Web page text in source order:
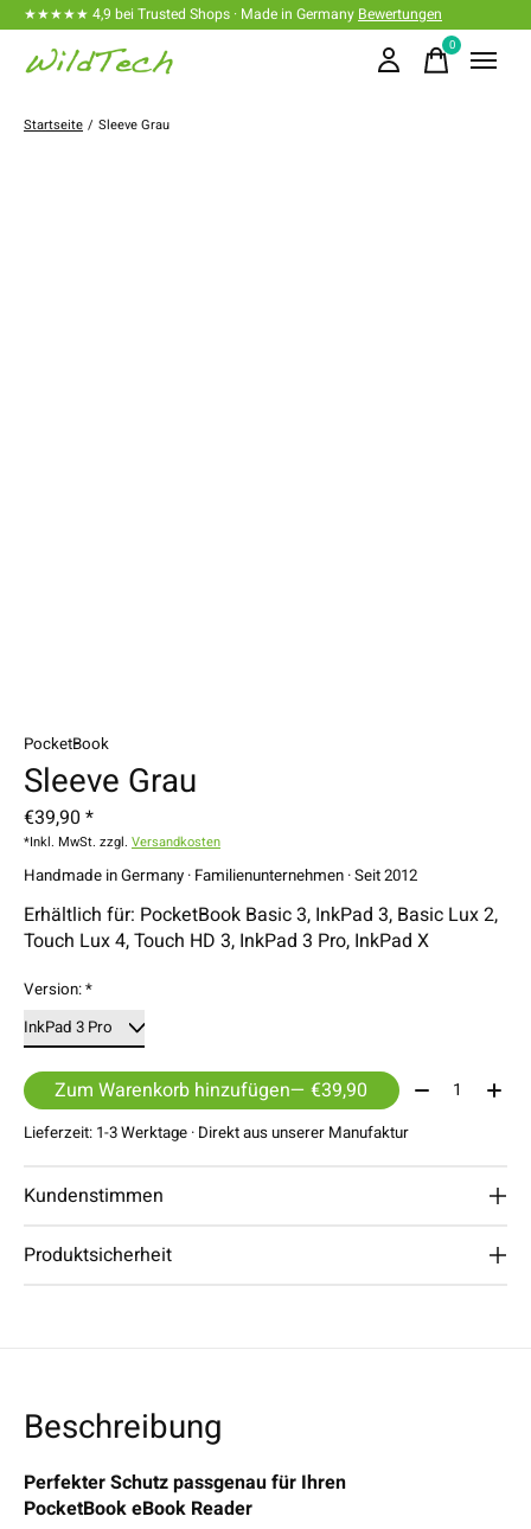
★★★★★ 4,9 bei Trusted Shops · Made in Germany Bewertungen
0items
Startseite / Sleeve Grau
PocketBook
Sleeve Grau
€39,90 *
*Inkl. MwSt. zzgl. Versandkosten
Handmade in Germany · Familienunternehmen · Seit 2012
Erhältlich für: PocketBook Basic 3, InkPad 3, Basic Lux 2,
Touch Lux 4, Touch HD 3, InkPad 3 Pro, InkPad X
Version:*
Zum Warenkorb hinzufügen — €39,90 Menge:
Lieferzeit: 1-3 Werktage · Direkt aus unserer Manufaktur
Kundenstimmen
Produktsicherheit
Beschreibung
Perfekter Schutz passgenau für Ihren
PocketBook eBook Reader